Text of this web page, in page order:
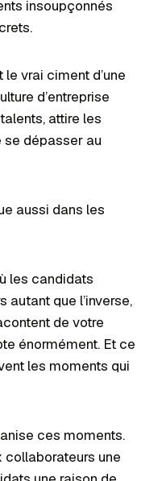
insoupçonnés
vrai ciment d’une
d’entreprise
attire les
se dépasser au
aussi dans les
les candidats
autant que l’inverse,
de votre
énormément. Et ce
les moments qui
ces moments.
collaborateurs une